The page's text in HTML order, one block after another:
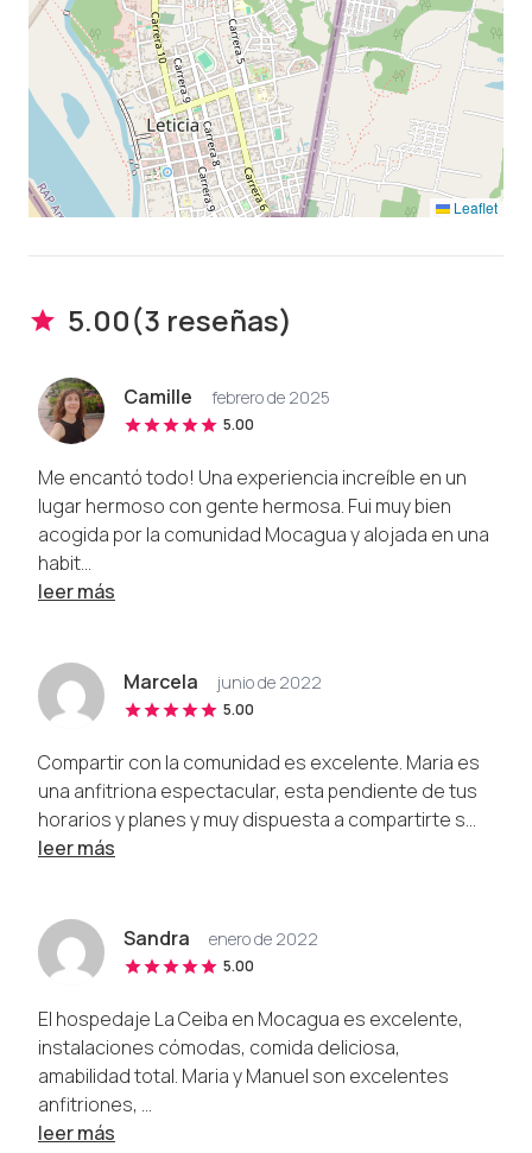
Leaflet
5.00(3 reseñas)
Camille febrero de 2025
5.00
Me encantó todo! Una experiencia increíble en un
lugar hermoso con gente hermosa. Fui muy bien
acogida por la comunidad Mocagua y alojada en una
habit...
leer más
Marcela junio de 2022
5.00
Compartir con la comunidad es excelente. Maria es
una anfitriona espectacular, esta pendiente de tus
horarios y planes y muy dispuesta a compartirte s...
leer más
Sandra enero de 2022
5.00
El hospedaje La Ceiba en Mocagua es excelente,
instalaciones cómodas, comida deliciosa,
amabilidad total. Maria y Manuel son excelentes
anfitriones, ...
leer más